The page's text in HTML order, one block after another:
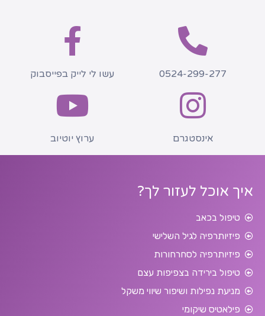
0524-299-277 עשו לי לייק בפייסבוק
אינסטגרם ערוץ יוטיוב
איך אוכל לעזור לך?
טיפול בכאב
פיזיותרפיה לגיל השלישי
פיזיותרפיה לסחרחורות
טיפול בירידה בצפיפות עצם
מניעת נפילות ושיפור שיווי משקל
פילאטיס שיקומי